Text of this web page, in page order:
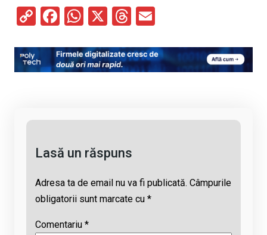
C
py
Li
F
ce
b
W
at
s
X
T
e
a
ail
Lasă un răspuns
Adresa ta de email nu va fi publicată. Câmpurile
obligatorii sunt marcate cu *
Comentariu *